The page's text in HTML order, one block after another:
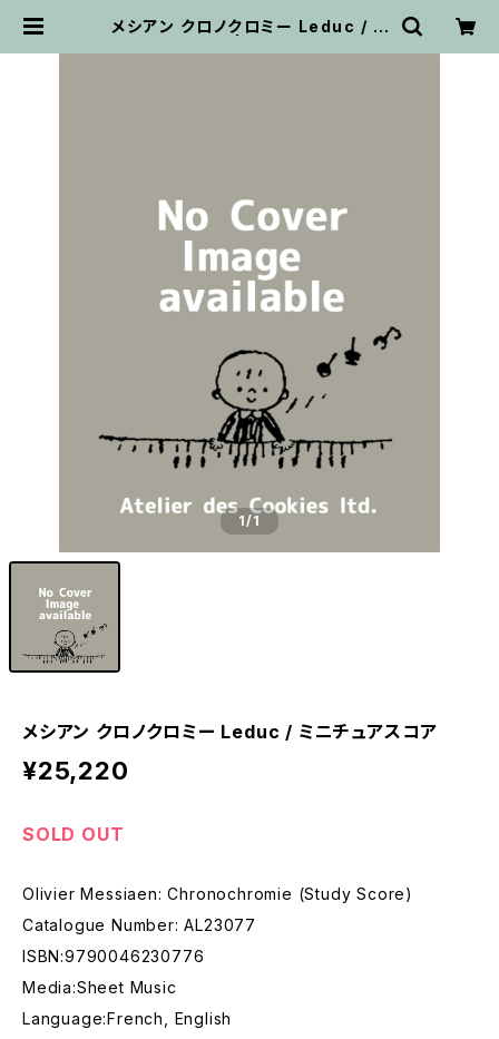
メシアン クロノクロミー Leduc / ミ
1/1
メシアン クロノクロミー Leduc / ミニチュアスコア
¥25,220
SOLD OUT
Olivier Messiaen: Chronochromie (Study Score)
Catalogue Number: AL23077
ISBN:9790046230776
Media:Sheet Music
Language:French, English